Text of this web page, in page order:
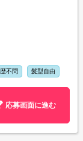
不問 髪型自由
応募画面に進む